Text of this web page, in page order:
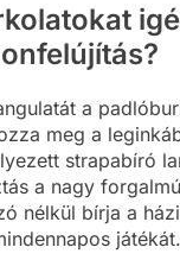
a
meg a
strapabíró
a nagy
nélkül bírja a
játékát.